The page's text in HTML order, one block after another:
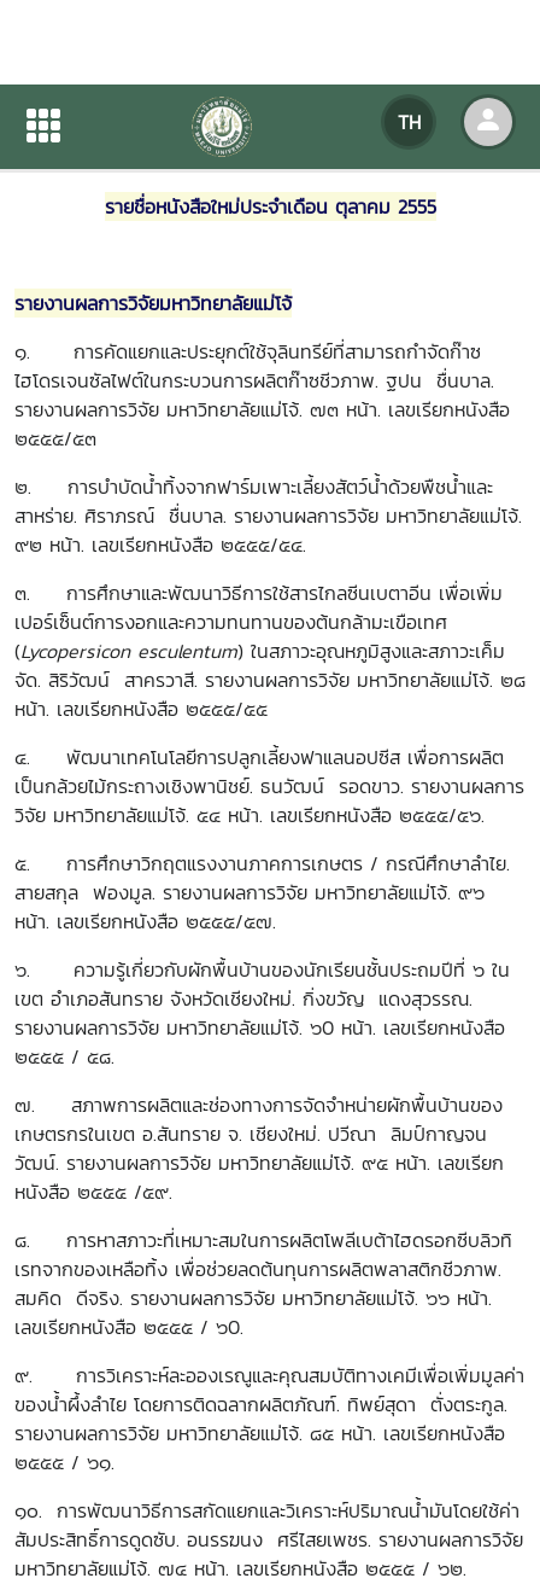
TH
หนังสือใหม่ ตุลาคม 2555
รายละเอียดข่าวสาร
รายชื่อหนังสือใหม่ประจำเดือน ตุลาคม 2555
รายงานผลการวิจัยมหาวิทยาลัยแม่โจ้
๑. การคัดแยกและประยุกต์ใช้จุลินทรีย์ที่สามารถกำจัดก๊าซ
ไฮโดรเจนซัลไฟต์ในกระบวนการผลิตก๊าซชีวภาพ. ฐปน ชื่นบาล.
รายงานผลการวิจัย มหาวิทยาลัยแม่โจ้. ๗๓ หน้า. เลขเรียกหนังสือ
๒๕๕๕/๕๓
๒. การบำบัดน้ำทิ้งจากฟาร์มเพาะเลี้ยงสัตว์น้ำด้วยพืชน้ำและ
สาหร่าย. ศิราภรณ์ ชื่นบาล. รายงานผลการวิจัย มหาวิทยาลัยแม่โจ้.
๙๒ หน้า. เลขเรียกหนังสือ ๒๕๕๕/๕๔.
๓. การศึกษาและพัฒนาวิธีการใช้สารไกลซีนเบตาอีน เพื่อเพิ่ม
เปอร์เซ็นต์การงอกและความทนทานของต้นกล้ามะเขือเทศ
(Lycopersicon esculentum) ในสภาวะอุณหภูมิสูงและสภาวะเค็ม
จัด. สิริวัฒน์ สาครวาสี. รายงานผลการวิจัย มหาวิทยาลัยแม่โจ้. ๒๘
หน้า. เลขเรียกหนังสือ ๒๕๕๕/๕๕
๔. พัฒนาเทคโนโลยีการปลูกเลี้ยงฟาแลนอปซีส เพื่อการผลิต
เป็นกล้วยไม้กระถางเชิงพานิชย์. ธนวัฒน์ รอดขาว. รายงานผลการ
วิจัย มหาวิทยาลัยแม่โจ้. ๕๔ หน้า. เลขเรียกหนังสือ ๒๕๕๕/๕๖.
๕. การศึกษาวิกฤตแรงงานภาคการเกษตร / กรณีศึกษาลำไย.
สายสกุล ฟองมูล. รายงานผลการวิจัย มหาวิทยาลัยแม่โจ้. ๙๖
หน้า. เลขเรียกหนังสือ ๒๕๕๕/๕๗.
๖. ความรู้เกี่ยวกับผักพื้นบ้านของนักเรียนชั้นประถมปีที่ ๖ ใน
เขต อำเภอสันทราย จังหวัดเชียงใหม่. กิ่งขวัญ แดงสุวรรณ.
รายงานผลการวิจัย มหาวิทยาลัยแม่โจ้. ๖0 หน้า. เลขเรียกหนังสือ
๒๕๕๕ / ๕๘.
๗. สภาพการผลิตและช่องทางการจัดจำหน่ายผักพื้นบ้านของ
เกษตรกรในเขต อ.สันทราย จ. เชียงใหม่. ปวีณา ลิมป์กาญจน
วัฒน์. รายงานผลการวิจัย มหาวิทยาลัยแม่โจ้. ๙๕ หน้า. เลขเรียก
หนังสือ ๒๕๕๕ /๕๙.
๘. การหาสภาวะที่เหมาะสมในการผลิตโพลีเบต้าไฮดรอกซีบลิวทิ
เรทจากของเหลือทิ้ง เพื่อช่วยลดต้นทุนการผลิตพลาสติกชีวภาพ.
สมคิด ดีจริง. รายงานผลการวิจัย มหาวิทยาลัยแม่โจ้. ๖๖ หน้า.
เลขเรียกหนังสือ ๒๕๕๕ / ๖0.
๙. การวิเคราะห์ละอองเรณูและคุณสมบัติทางเคมีเพื่อเพิ่มมูลค่า
ของน้ำผึ้งลำไย โดยการติดฉลากผลิตภัณฑ์. ทิพย์สุดา ตั่งตระกูล.
รายงานผลการวิจัย มหาวิทยาลัยแม่โจ้. ๘๕ หน้า. เลขเรียกหนังสือ
๒๕๕๕ / ๖๑.
๑๐. การพัฒนาวิธีการสกัดแยกและวิเคราะห์ปริมาณน้ำมันโดยใช้ค่า
สัมประสิทธิ์การดูดซับ. อนรรฆนง ศรีไสยเพชร. รายงานผลการวิจัย
มหาวิทยาลัยแม่โจ้. ๗๔ หน้า. เลขเรียกหนังสือ ๒๕๕๕ / ๖๒.